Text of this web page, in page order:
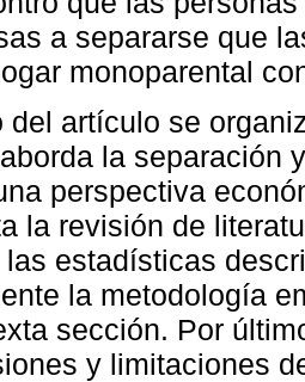
a separarse que
monoparental
del artículo se
la separación
perspectiva
la revisión de
las estadísticas
la metodología
sección. Por
y limitaciones